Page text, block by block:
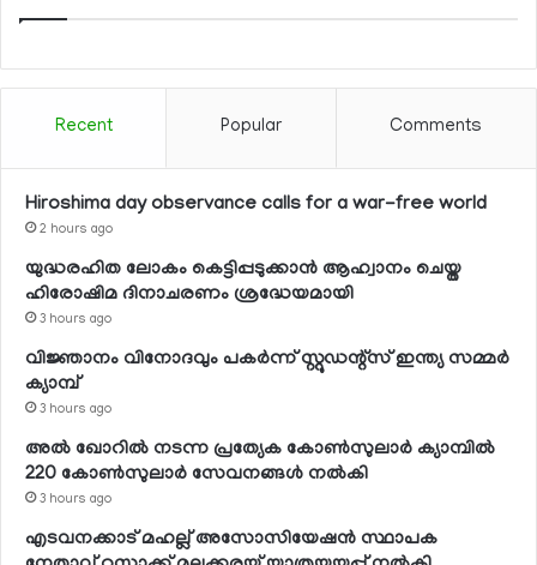
Recent Popular Comments
Hiroshima day observance calls for a war-free world
2 hours ago
യുദ്ധരഹിത ലോകം കെട്ടിപ്പടുക്കാന്‍ ആഹ്വാനം ചെയ്ത
ഹിരോഷിമ ദിനാചരണം ശ്രദ്ധേയമായി
3 hours ago
വിജ്ഞാനം വിനോദവും പകര്‍ന്ന് സ്റ്റുഡന്റ്‌സ് ഇന്ത്യ സമ്മര്‍
ക്യാമ്പ്
3 hours ago
അല്‍ ഖോറില്‍ നടന്ന പ്രത്യേക കോണ്‍സുലാര്‍ ക്യാമ്പില്‍
220 കോണ്‍സുലാര്‍ സേവനങ്ങള്‍ നല്‍കി
3 hours ago
എടവനക്കാട് മഹല്ല് അസോസിയേഷന്‍ സ്ഥാപക